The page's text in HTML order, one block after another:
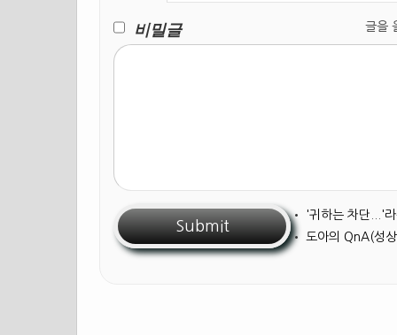
비밀글
글을
• '귀하는 차단...'
• 도아의 QnA(성